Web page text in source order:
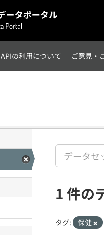
APIの利用について ご意見・
1 件の
タグ: 保健